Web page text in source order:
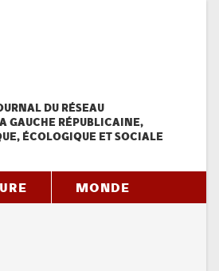
DU RÉSEAU
GAUCHE RÉPUBLICAINE,
ÉCOLOGIQUE ET SOCIALE
MONDE